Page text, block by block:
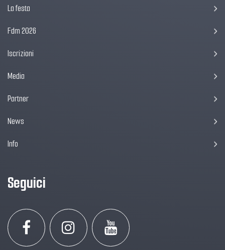
La festa
Fdm 2026
Iscrizioni
Media
Partner
News
Info
Seguici